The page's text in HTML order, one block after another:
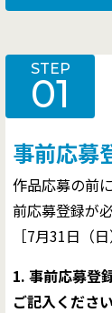
STEP
01
事前応募
作品応募の前
前応募登録が必
［7月31日（日
1. 事前応募登
ご記入ください